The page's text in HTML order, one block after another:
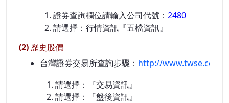
證券查詢欄位請輸入公司代號： 2480
請選擇：行情資訊『五檔資訊』
(2) 歷史股價
台灣證券交易所查詢步驟： http://
請選擇：『交易資訊』
請選擇：『盤後資訊』